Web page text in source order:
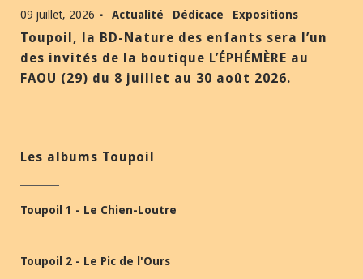
09 juillet, 2026 Actualité Dédicace Expositions
Toupoil, la BD-Nature des enfants sera l’un
des invités de la boutique L’ÉPHÉMÈRE au
FAOU (29) du 8 juillet au 30 août 2026.
Les albums Toupoil
Toupoil 1 - Le Chien-Loutre
Toupoil 2 - Le Pic de l'Ours